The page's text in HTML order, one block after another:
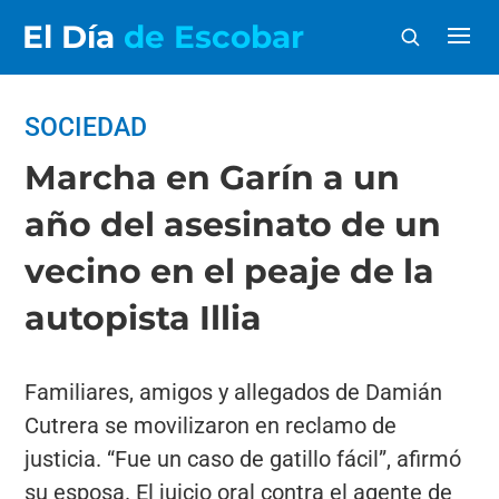
El Día de Escobar
SOCIEDAD
Marcha en Garín a un
año del asesinato de un
vecino en el peaje de la
autopista Illia
Familiares, amigos y allegados de Damián
Cutrera se movilizaron en reclamo de
justicia. “Fue un caso de gatillo fácil”, afirmó
su esposa. El juicio oral contra el agente de